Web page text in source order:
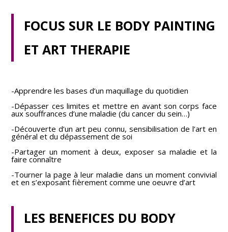
FOCUS SUR LE BODY PAINTING
ET ART THERAPIE
-Apprendre les bases d’un maquillage du quotidien
-Dépasser ces limites et mettre en avant son corps face
aux souffrances d’une maladie (du cancer du sein…)
-Découverte d’un art peu connu, sensibilisation de l’art en
général et du dépassement de soi
-Partager un moment à deux, exposer sa maladie et la
faire connaître
-Tourner la page à leur maladie dans un moment convivial
et en s’exposant fièrement comme une oeuvre d’art
LES BENEFICES DU BODY